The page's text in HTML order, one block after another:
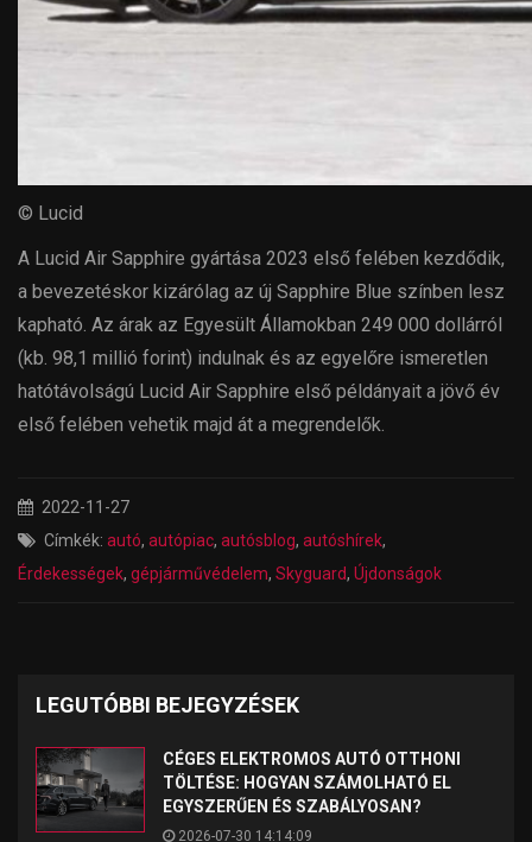
© Lucid
A Lucid Air Sapphire gyártása 2023 első felében kezdődik,
a bevezetéskor kizárólag az új Sapphire Blue színben lesz
kapható. Az árak az Egyesült Államokban 249 000 dollárról
(kb. 98,1 millió forint) indulnak és az egyelőre ismeretlen
hatótávolságú Lucid Air Sapphire első példányait a jövő év
első felében vehetik majd át a megrendelők.
2022-11-27
Címkék: autó, autópiac, autósblog, autóshírek,
Érdekességek, gépjárművédelem, Skyguard, Újdonságok
LEGUTÓBBI BEJEGYZÉSEK
CÉGES ELEKTROMOS AUTÓ OTTHONI
TÖLTÉSE: HOGYAN SZÁMOLHATÓ EL
EGYSZERŰEN ÉS SZABÁLYOSAN?
2026-07-30 14:14:09